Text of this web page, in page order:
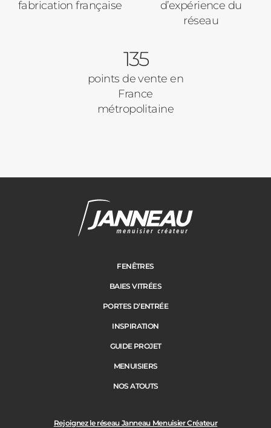
fabrication française
d’expérience du
réseau
135
points de vente en
France
métropolitaine
Rejoignez le réseau Janneau Menuisier Créateur
FENÊTRES
BAIES VITRÉES
PORTES D’ENTRÉE
INSPIRATION
GUIDE PROJET
MENUISIERS
NOS ATOUTS